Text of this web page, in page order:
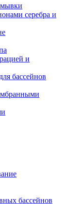
серебра и
и
бассейнов
бассейнов